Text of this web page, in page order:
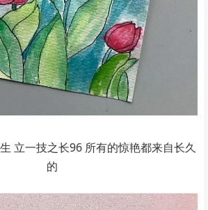
立一技之长96 所有的惊艳都来自长久
的